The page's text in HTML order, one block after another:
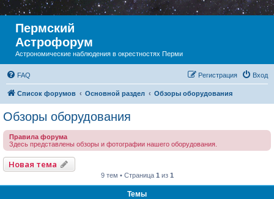
Пермский
Астрофорум
Астрономические наблюдения в окрестностях Перми
FAQ Вход
Регистрация
Список форумов Основной раздел Обзоры оборудования
Обзоры оборудования
Правила форума
Здесь представлены обзоры и фотографии нашего оборудования.
Новая тема
9 тем • Страница 1 из 1
Темы